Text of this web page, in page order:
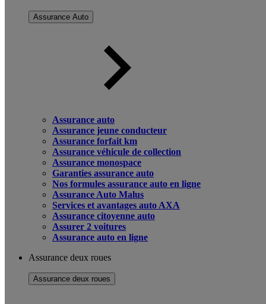
Assurance Auto
Assurance auto
Assurance jeune conducteur
Assurance forfait km
Assurance véhicule de collection
Assurance monospace
Garanties assurance auto
Nos formules assurance auto en ligne
Assurance Auto Malus
Services et avantages auto AXA
Assurance citoyenne auto
Assurer 2 voitures
Assurance auto en ligne
Assurance deux roues
Assurance deux roues